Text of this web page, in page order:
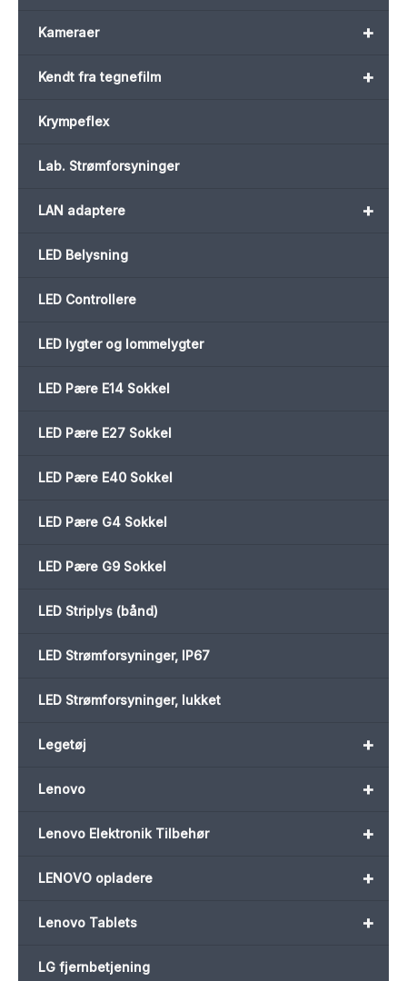
+
Kameraer
+
Kendt fra tegnefilm
Krympeflex
Lab. Strømforsyninger
+
LAN adaptere
LED Belysning
LED Controllere
LED lygter og lommelygter
LED Pære E14 Sokkel
LED Pære E27 Sokkel
LED Pære E40 Sokkel
LED Pære G4 Sokkel
LED Pære G9 Sokkel
LED Striplys (bånd)
LED Strømforsyninger, IP67
LED Strømforsyninger, lukket
+
Legetøj
+
Lenovo
+
Lenovo Elektronik Tilbehør
+
LENOVO opladere
+
Lenovo Tablets
LG fjernbetjening